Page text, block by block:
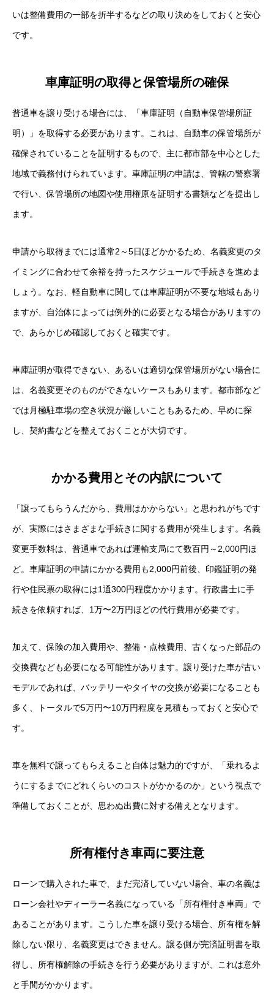
いは整備費用の一部を折半するなどの取り決めをしておくと安心
です。
車庫証明の取得と保管場所の確保
普通車を譲り受ける場合には、「車庫証明（自動車保管場所証
明）」を取得する必要があります。これは、自動車の保管場所が
確保されていることを証明するもので、主に都市部を中心とした
地域で義務付けられています。車庫証明の申請は、管轄の警察署
で行い、保管場所の地図や使用権原を証明する書類などを提出し
ます。
申請から取得までには通常2～5日ほどかかるため、名義変更のタ
イミングに合わせて余裕を持ったスケジュールで手続きを進めま
しょう。なお、軽自動車に関しては車庫証明が不要な地域もあり
ますが、自治体によっては例外的に必要となる場合がありますの
で、あらかじめ確認しておくと確実です。
車庫証明が取得できない、あるいは適切な保管場所がない場合に
は、名義変更そのものができないケースもあります。都市部など
では月極駐車場の空き状況が厳しいこともあるため、早めに探
し、契約書などを整えておくことが大切です。
かかる費用とその内訳について
「譲ってもらうんだから、費用はかからない」と思われがちです
が、実際にはさまざまな手続きに関する費用が発生します。名義
変更手数料は、普通車であれば運輸支局にて数百円～2,000円ほ
ど。車庫証明の申請にかかる費用も2,000円前後、印鑑証明の発
行や住民票の取得には1通300円程度かかります。行政書士に手
続きを依頼すれば、1万〜2万円ほどの代行費用が必要です。
加えて、保険の加入費用や、整備・点検費用、古くなった部品の
交換費なども必要になる可能性があります。譲り受けた車が古い
モデルであれば、バッテリーやタイヤの交換が必要になることも
多く、トータルで5万円〜10万円程度を見積もっておくと安心で
す。
車を無料で譲ってもらえること自体は魅力的ですが、「乗れるよ
うにするまでにどれくらいのコストがかかるのか」という視点で
準備しておくことが、思わぬ出費に対する備えとなります。
所有権付き車両に要注意
ローンで購入された車で、まだ完済していない場合、車の名義は
ローン会社やディーラー名義になっている「所有権付き車両」で
あることがあります。こうした車を譲り受ける場合、所有権を解
除しない限り、名義変更はできません。譲る側が完済証明書を取
得し、所有権解除の手続きを行う必要がありますが、これは意外
と手間がかかります。